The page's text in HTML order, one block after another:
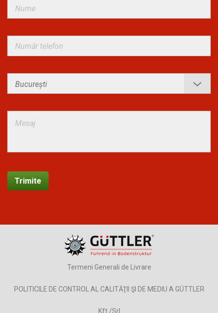
Termeni Generali de Livrare
POLITICILE DE CONTROL AL CALITĂŢII ŞI DE MEDIU A GÜTTLER
Kft./Srl